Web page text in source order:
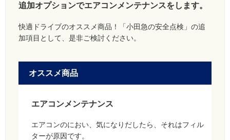
追加オプションでエアコンメンテナンスをします。
快適ドライブのオススメ商品！「小田急の安全点検」の追
加項目として、是非ご検討ください。
オススメ商品
エアコンメンテナンス
エアコンのにおい、気になりだしたら、それはフィル
ターが原因です。